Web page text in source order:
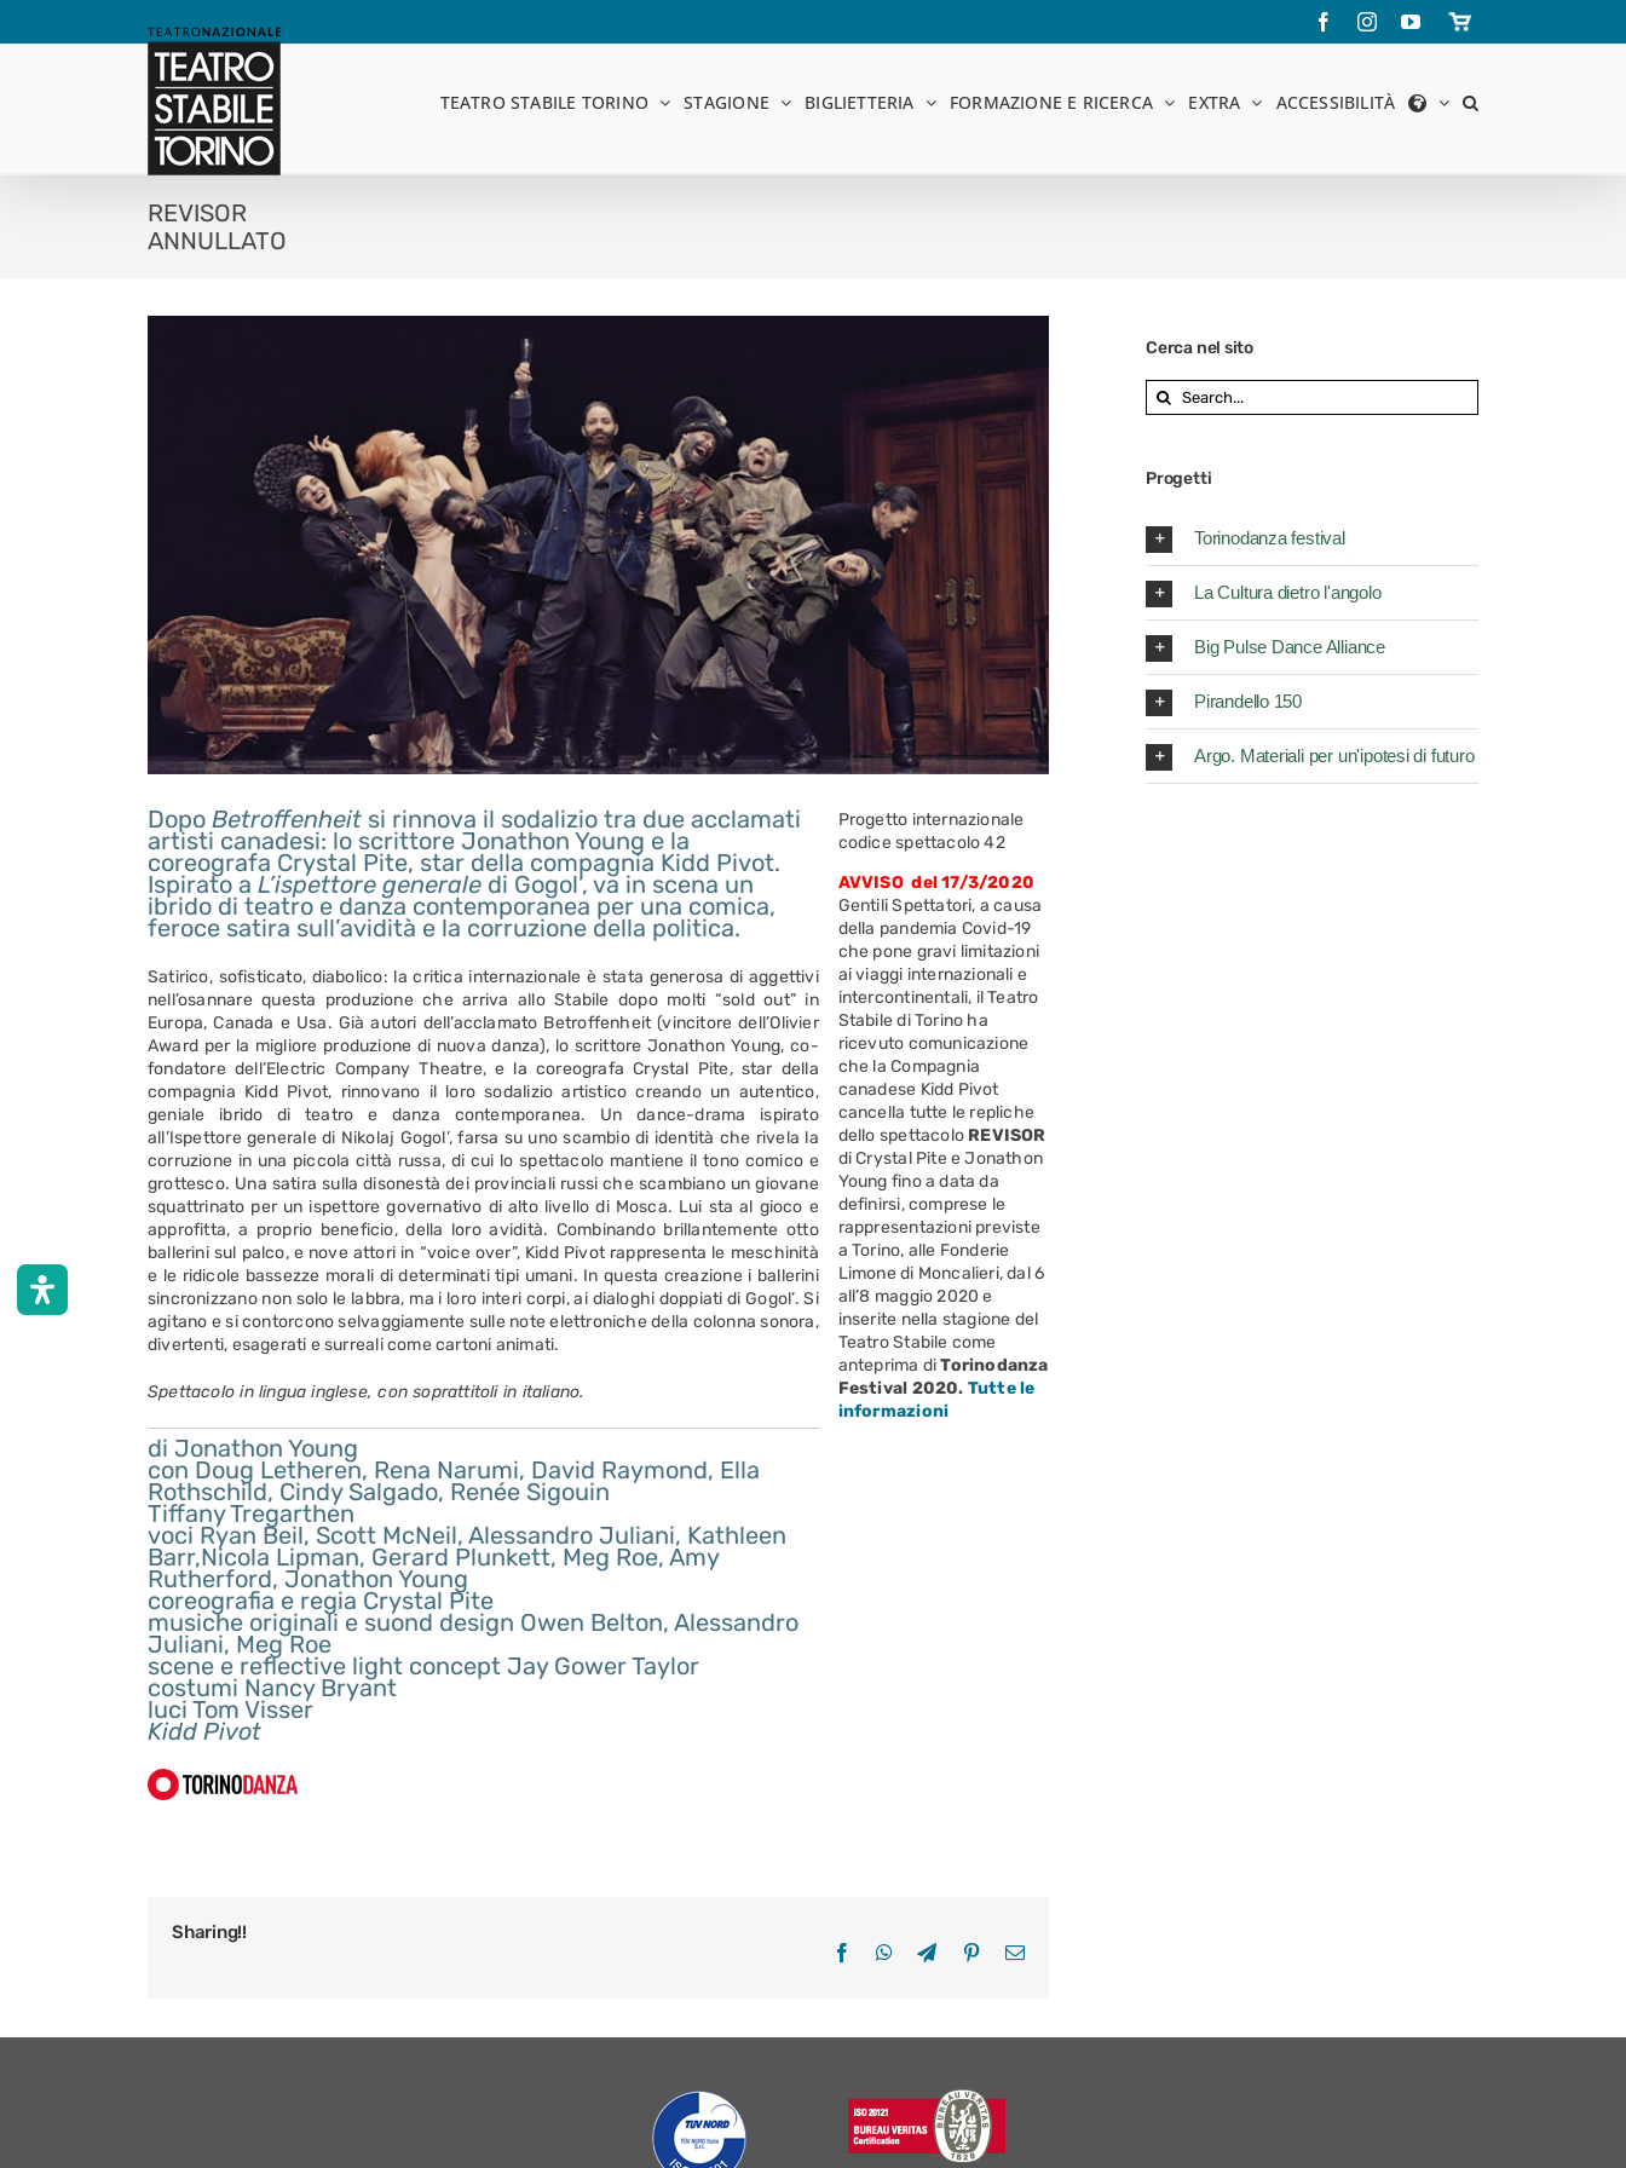
FacebookInstagramYouTube
Store
online
TEATRO STABILE TORINO STAGIONE BIGLIETTERIA FORMAZIONE E RICERCA EXTRA ACCESSIBILITÀ
REVISOR
ANNULLATO
Dopo Betroffenheit si rinnova il sodalizio tra due acclamati
artisti canadesi: lo scrittore Jonathon Young e la
coreografa Crystal Pite, star della compagnia Kidd Pivot.
Ispirato a L’ispettore generale di Gogol’, va in scena un
ibrido di teatro e danza contemporanea per una comica,
feroce satira sull’avidità e la corruzione della politica.
Satirico, sofisticato, diabolico: la critica internazionale è stata generosa di aggettivi
nell’osannare questa produzione che arriva allo Stabile dopo molti “sold out” in
Europa, Canada e Usa. Già autori dell’acclamato Betroffenheit (vincitore dell’Olivier
Award per la migliore produzione di nuova danza), lo scrittore Jonathon Young, co-
fondatore dell’Electric Company Theatre, e la coreografa Crystal Pite, star della
compagnia Kidd Pivot, rinnovano il loro sodalizio artistico creando un autentico,
geniale ibrido di teatro e danza contemporanea. Un dance-drama ispirato
all’Ispettore generale di Nikolaj Gogol’, farsa su uno scambio di identità che rivela la
corruzione in una piccola città russa, di cui lo spettacolo mantiene il tono comico e
grottesco. Una satira sulla disonestà dei provinciali russi che scambiano un giovane
squattrinato per un ispettore governativo di alto livello di Mosca. Lui sta al gioco e
approfitta, a proprio beneficio, della loro avidità. Combinando brillantemente otto
ballerini sul palco, e nove attori in “voice over”, Kidd Pivot rappresenta le meschinità
e le ridicole bassezze morali di determinati tipi umani. In questa creazione i ballerini
sincronizzano non solo le labbra, ma i loro interi corpi, ai dialoghi doppiati di Gogol’. Si
agitano e si contorcono selvaggiamente sulle note elettroniche della colonna sonora,
divertenti, esagerati e surreali come cartoni animati.
Spettacolo in lingua inglese, con soprattitoli in italiano.
di Jonathon Young
con Doug Letheren, Rena Narumi, David Raymond, Ella
Rothschild, Cindy Salgado, Renée Sigouin
Tiffany Tregarthen
voci Ryan Beil, Scott McNeil, Alessandro Juliani, Kathleen
Barr,Nicola Lipman, Gerard Plunkett, Meg Roe, Amy
Rutherford, Jonathon Young
coreografia e regia Crystal Pite
musiche originali e suond design Owen Belton, Alessandro
Juliani, Meg Roe
scene e reflective light concept Jay Gower Taylor
costumi Nancy Bryant
luci Tom Visser
Kidd Pivot
Progetto internazionale
codice spettacolo 42
AVVISO del 17/3/2020
Gentili Spettatori, a causa
della pandemia Covid-19
che pone gravi limitazioni
ai viaggi internazionali e
intercontinentali, il Teatro
Stabile di Torino ha
ricevuto comunicazione
che la Compagnia
canadese Kidd Pivot
cancella tutte le repliche
dello spettacolo REVISOR
di Crystal Pite e Jonathon
Young fino a data da
definirsi, comprese le
rappresentazioni previste
a Torino, alle Fonderie
Limone di Moncalieri, dal 6
all’8 maggio 2020 e
inserite nella stagione del
Teatro Stabile come
anteprima diTorinodanza
Festival 2020. Tutte le
informazioni
Sharing!!
FacebookWhatsApp
TelegramPinterestEmail
Cerca nel sito
Search
for:
Progetti
Torinodanza festival
La Cultura dietro l'angolo
Big Pulse Dance Alliance
Pirandello 150
Argo. Materiali per un'ipotesi di futuro